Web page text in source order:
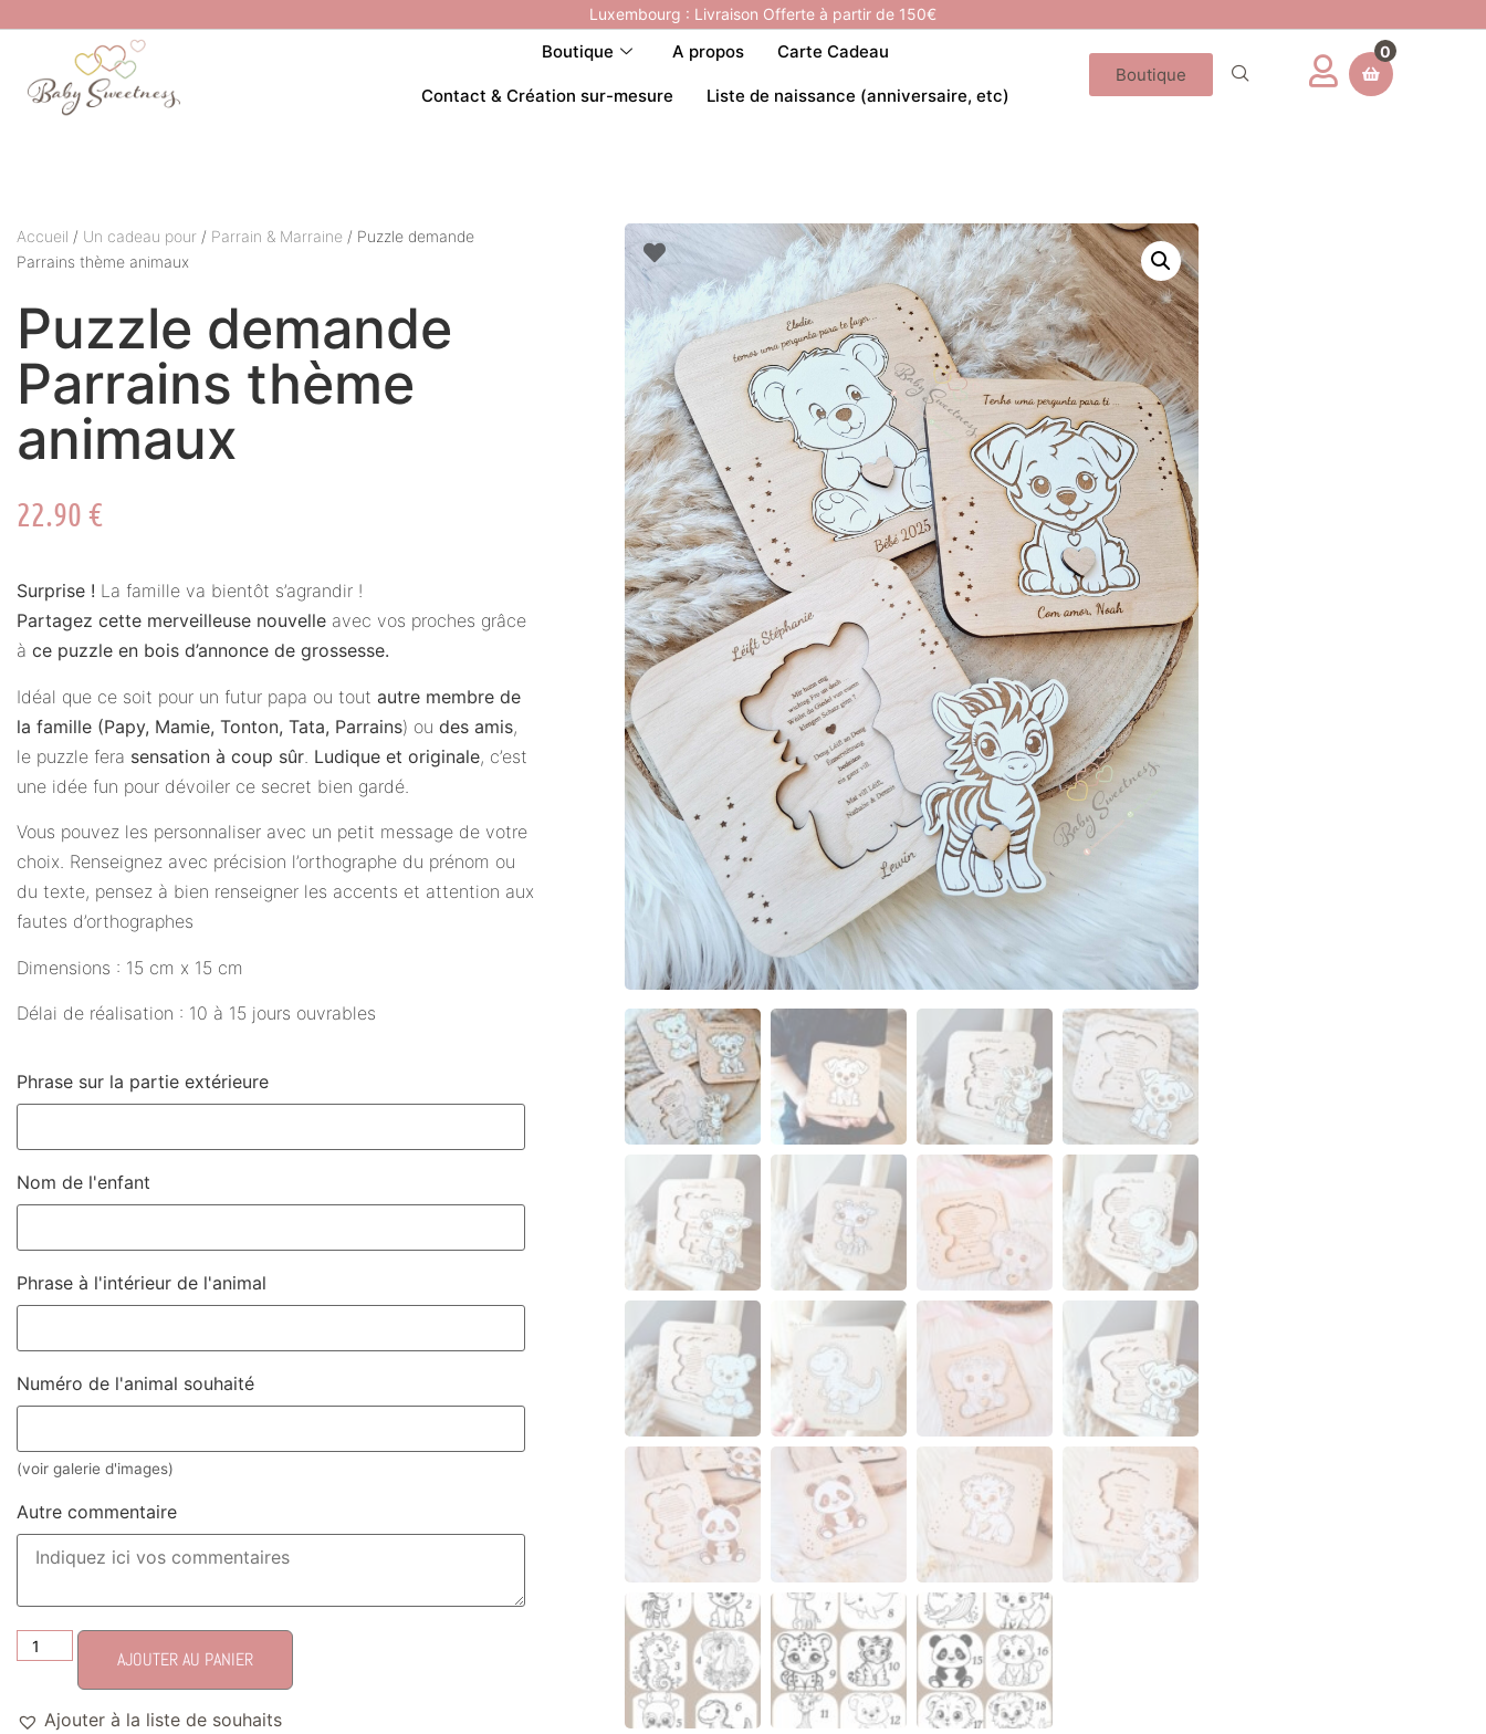
Luxembourg : Livraison Offerte à partir de 150€
Boutique A propos Carte Cadeau
Contact & Création sur-mesure Liste de naissance (anniversaire, etc)
Boutique
0
Accueil / Un cadeau pour / Parrain & Marraine / Puzzle demande
Parrains thème animaux
Puzzle demande
Parrains thème
animaux
22.90 €
Surprise ! La famille va bientôt s’agrandir !
Partagez cette merveilleuse nouvelle avec vos proches grâce
à ce puzzle en bois d’annonce de grossesse.
Idéal que ce soit pour un futur papa ou tout autre membre de
la famille (Papy, Mamie, Tonton, Tata, Parrains) ou des amis,
le puzzle fera sensation à coup sûr Ludique et originale, c’est
une idée fun pour dévoiler ce secret bien gardé.
Vous pouvez les personnaliser avec un petit message de votre
choix. Renseignez avec précision l’orthographe du prénom ou
du texte, pensez à bien renseigner les accents et attention aux
fautes d’orthographes
Dimensions : 15 cm x 15 cm
Délai de réalisation : 10 à 15 jours ouvrables
Phrase sur la partie extérieure
Nom de l'enfant
Phrase à l'intérieur de l'animal
Numéro de l'animal souhaité
(voir galerie d'images)
Autre commentaire
AJOUTER AU PANIER
Ajouter à la liste de souhaits